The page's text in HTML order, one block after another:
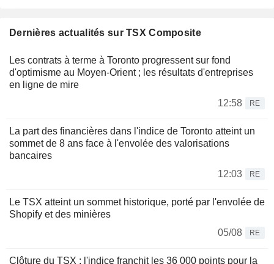
Dernières actualités sur TSX Composite
Les contrats à terme à Toronto progressent sur fond
d'optimisme au Moyen-Orient ; les résultats d'entreprises
en ligne de mire
12:58
RE
La part des financières dans l'indice de Toronto atteint un
sommet de 8 ans face à l'envolée des valorisations
bancaires
12:03
RE
Le TSX atteint un sommet historique, porté par l'envolée de
Shopify et des minières
05/08
RE
Clôture du TSX : l'indice franchit les 36 000 points pour la